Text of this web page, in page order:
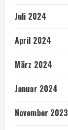
Juli 2024
April 2024
März 2024
Januar 2024
November 2023